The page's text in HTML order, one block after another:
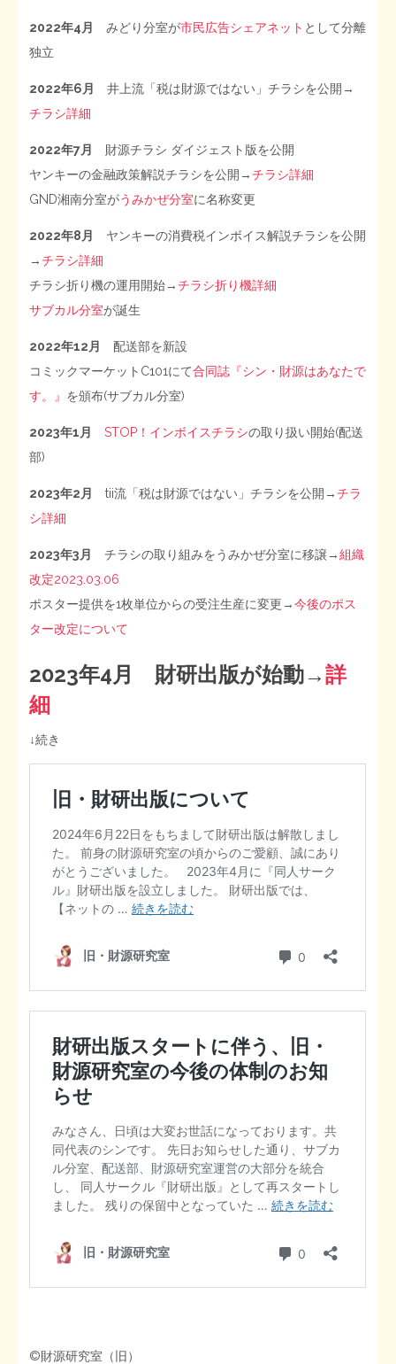
2022年4月 みどり分室が市民広告シェアネット として分離
独立
2022年6月
井上流「税は財源ではない」チラシを公開→
チラシ詳細
2022年7月
財源チラシ ダイジェスト版を公開
ヤンキーの金融政策解説チラシを公開→チラシ詳細
GND湘南分室がうみかぜ分室に名称変更
2022年8月
ヤンキーの消費税インボイス解説チラシを公開
→チラシ詳細
チラシ折り機の運用開始→チラシ折り機詳細
サブカル分室が誕生
2022年12月
配送部を新設
コミックマーケットC101にて合同誌『シン・財源はあなたで
す。』 を頒布(サブカル分室)
2023年1月 STOP！インボイスチラシの取り扱い開始(配送
部)
2023年2月 tii流「税は財源ではない」チラシを公開→チラ
シ詳細
2023年3月 チラシの取り組みをうみかぜ分室に移譲→組織
改定2023.03.06
ポスター提供を1枚単位からの受注生産に変更→今後のポス
ター改定について
2023年4月 財研出版が始動→詳
細
↓続き
©財源研究室（旧）